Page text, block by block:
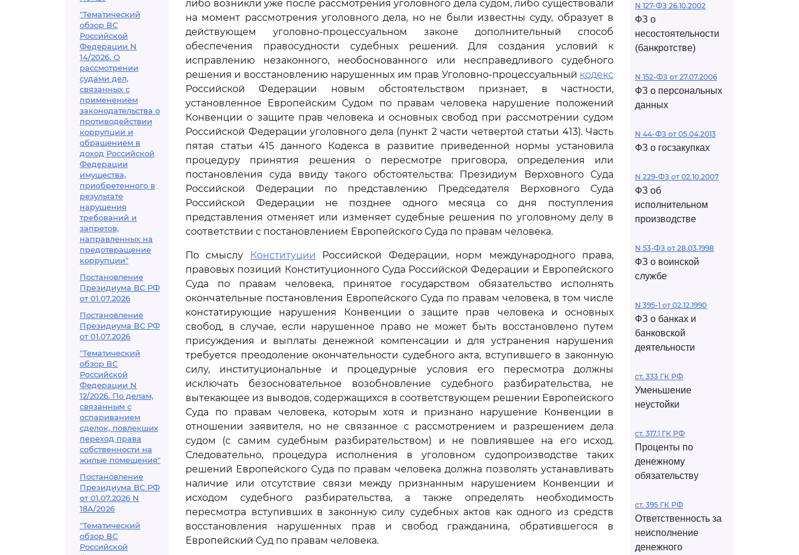
"Тематический
обзор ВС
Российской
Федерации N
14/2026. О
рассмотрении
судами дел,
связанных с
применением
законодательства о
противодействии
коррупции и
обращением в
доход Российской
Федерации
имущества,
приобретенного в
результате
нарушения
требований и
запретов,
направленных на
предотвращение
коррупции"
Постановление
Президиума ВС РФ
от 01.07.2026
Постановление
Президиума ВС РФ
от 01.07.2026
"Тематический
обзор ВС
Российской
Федерации N
12/2026. По делам,
связанным с
оспариванием
сделок, повлекших
переход права
собственности на
жилые помещения"
Постановление
Президиума ВС РФ
от 01.07.2026 N
18А/2026
"Тематический
обзор ВС
Российской
либо возникли уже после рассмотрения уголовного дела судом, либо существовали
на момент рассмотрения уголовного дела, но не были известны суду, образует в
действующем уголовно-процессуальном законе дополнительный способ
обеспечения правосудности судебных решений. Для создания условий к
исправлению незаконного, необоснованного или несправедливого судебного
решения и восстановлению нарушенных им прав Уголовно-процессуальный кодекс
Российской Федерации новым обстоятельством признает, в частности,
установленное Европейским Судом по правам человека нарушение положений
Конвенции о защите прав человека и основных свобод при рассмотрении судом
Российской Федерации уголовного дела (пункт 2 части четвертой статьи 413). Часть
пятая статьи 415 данного Кодекса в развитие приведенной нормы установила
процедуру принятия решения о пересмотре приговора, определения или
постановления суда ввиду такого обстоятельства: Президиум Верховного Суда
Российской Федерации по представлению Председателя Верховного Суда
Российской Федерации не позднее одного месяца со дня поступления
представления отменяет или изменяет судебные решения по уголовному делу в
соответствии с постановлением Европейского Суда по правам человека.
По смыслу Конституции Российской Федерации, норм международного права,
правовых позиций Конституционного Суда Российской Федерации и Европейского
Суда по правам человека, принятое государством обязательство исполнять
окончательные постановления Европейского Суда по правам человека, в том числе
констатирующие нарушения Конвенции о защите прав человека и основных
свобод, в случае, если нарушенное право не может быть восстановлено путем
присуждения и выплаты денежной компенсации и для устранения нарушения
требуется преодоление окончательности судебного акта, вступившего в законную
силу, институциональные и процедурные условия его пересмотра должны
исключать безосновательное возобновление судебного разбирательства, не
вытекающее из выводов, содержащихся в соответствующем решении Европейского
Суда по правам человека, которым хотя и признано нарушение Конвенции в
отношении заявителя, но не связанное с рассмотрением и разрешением дела
судом (с самим судебным разбирательством) и не повлиявшее на его исход.
Следовательно, процедура исполнения в уголовном судопроизводстве таких
решений Европейского Суда по правам человека должна позволять устанавливать
наличие или отсутствие связи между признанным нарушением Конвенции и
исходом судебного разбирательства, а также определять необходимость
пересмотра вступивших в законную силу судебных актов как одного из средств
восстановления нарушенных прав и свобод гражданина, обратившегося в
Европейский Суд по правам человека.
N 127-ФЗ 26.10.2002
ФЗ о
несостоятельности
(банкротстве)
N 152-ФЗ от 27.07.2006
ФЗ о персональных
данных
N 44-ФЗ от 05.04.2013
ФЗ о госзакупках
N 229-ФЗ от 02.10.2007
ФЗ об
исполнительном
производстве
N 53-ФЗ от 28.03.1998
ФЗ о воинской
службе
N 395-1 от 02.12.1990
ФЗ о банках и
банковской
деятельности
ст. 333 ГК РФ
Уменьшение
неустойки
ст. 317.1 ГК РФ
Проценты по
денежному
обязательству
ст. 395 ГК РФ
Ответственность за
неисполнение
денежного